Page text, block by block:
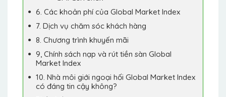
6. Các khoản phí của Global Market Index
7. Dịch vụ chăm sóc khách hàng
8. Chương trình khuyến mãi
9, Chính sách nạp và rút tiền sàn Global
Market Index
10. Nhà môi giới ngoại hối Global Market Index
có đáng tin cậy không?